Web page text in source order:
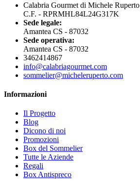
Calabria Gourmet di Michele Ruperto
C.F. - RPRMHL84L24G317K
Sede legale:
Amantea CS - 87032
Sede operativa:
Amantea CS - 87032
3462414867
info@calabriagourmet.com
sommelier@micheleruperto.com
Informazioni
Il Progetto
Blog
Dicono di noi
Promozioni
Box del Sommelier
Tutte le Aziende
Regali
Box Antispreco